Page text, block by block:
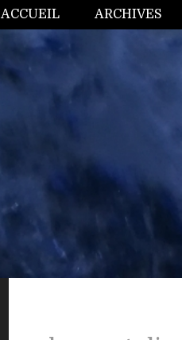
ACCUEIL ARCHIVES